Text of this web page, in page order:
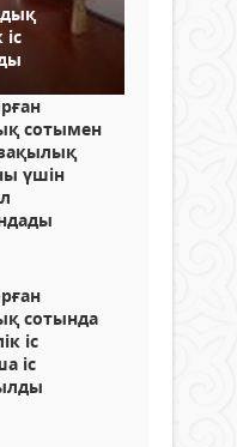
сотымен
үшін
сотында
іс
іс